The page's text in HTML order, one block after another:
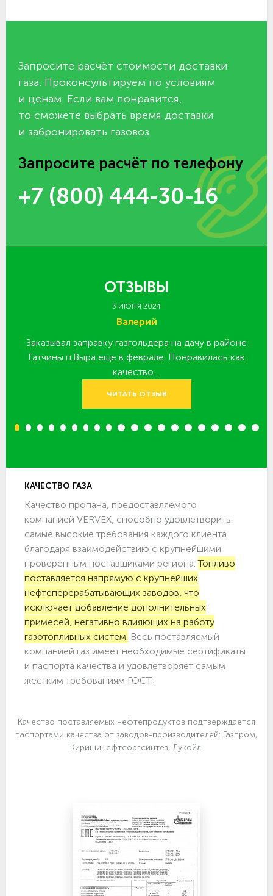
Запросите расчёт стоимости доставки
газа. Проконсультируем по условиям
и ценам. Если вам понравится,
то сможете выбрать время доставки
и забронировать газовоз.
Запросите расчёт по телефону
+7 (800) 444-30-16
ОТЗЫВЫ
3 ИЮНЯ 2024
Валерий
Заказывал заправку газгольдера на дачу в районе
Гатчины п.Выра еще в феврале. Понравилась как
качество…
ЧИТАТЬ ОТЗЫВ
1 2 3 4 5 6 7 8 9 10 11 12 13 14 15 16 17 18 19 20
КАЧЕСТВО ГАЗА
Качество пропана, предоставляемого
компанией VERVEX, способно удовлетворить
самые высокие требования каждого клиента
благодаря взаимодействию с крупнейшими
проверенным поставщиками региона.Топливо
поставляется напрямую с крупнейших
нефтеперерабатывающих заводов, что
исключает добавление дополнительных
примесей, негативно влияющих на работу
газотопливных систем. Весь поставляемый
компанией газ имеет необходимые сертификаты
и паспорта качества и удовлетворяет самым
жестким требованиям ГОСТ.
Качество поставляемых нефтепродуктов подтверждается
паспортами качества от заводов-производителей: Газпром,
Киришинефтеоргсинтез, Лукойл.